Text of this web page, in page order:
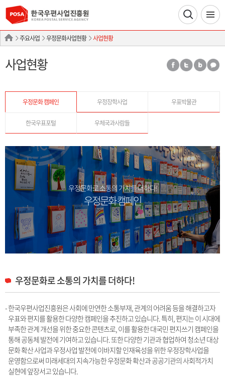
주요사업 우정문화사업현황 사업현황
사업현황
우정문화 캠페인 우정장학사업 우표박물관
한국우표포털 우체국과사람들
우정문화로 소통의 가치를 더하다!
우정문화 캠페인
우정문화로 소통의 가치를 더하다!
- 한국우편사업진흥원은 사회에 만연한 소통부재, 관계의 어려움 등을 해결하고자
우표와 편지를 활용한 다양한 캠페인을 추진하고 있습니다. 특히, 편지는 이 시대에
부족한 관계 개선을 위한 중요한 콘텐츠로, 이를 활용한 대국민 편지쓰기 캠페인을
통해 공동체 발전에 기여하고 있습니다. 또한 다양한 기관과 협업하여 청소년 대상
문화 확산 사업과 우정사업 발전에 이바지할 인재육성을 위한 우정장학사업을
운영함으로써 미래세대의 지속가능한 우정문화 확산과 공공기관의 사회적가치
실현에 앞장서고 있습니다.